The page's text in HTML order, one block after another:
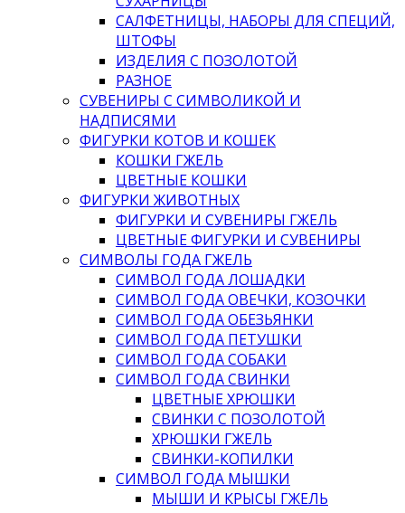
САЛФЕТНИЦЫ, НАБОРЫ ДЛЯ СПЕЦИЙ,
ШТОФЫ
ИЗДЕЛИЯ С ПОЗОЛОТОЙ
РАЗНОЕ
СУВЕНИРЫ С СИМВОЛИКОЙ И
НАДПИСЯМИ
ФИГУРКИ КОТОВ И КОШЕК
КОШКИ ГЖЕЛЬ
ЦВЕТНЫЕ КОШКИ
ФИГУРКИ ЖИВОТНЫХ
ФИГУРКИ И СУВЕНИРЫ ГЖЕЛЬ
ЦВЕТНЫЕ ФИГУРКИ И СУВЕНИРЫ
СИМВОЛЫ ГОДА ГЖЕЛЬ
СИМВОЛ ГОДА ЛОШАДКИ
СИМВОЛ ГОДА ОВЕЧКИ, КОЗОЧКИ
СИМВОЛ ГОДА ОБЕЗЬЯНКИ
СИМВОЛ ГОДА ПЕТУШКИ
СИМВОЛ ГОДА СОБАКИ
СИМВОЛ ГОДА СВИНКИ
ЦВЕТНЫЕ ХРЮШКИ
СВИНКИ С ПОЗОЛОТОЙ
ХРЮШКИ ГЖЕЛЬ
СВИНКИ-КОПИЛКИ
СИМВОЛ ГОДА МЫШКИ
МЫШИ И КРЫСЫ ГЖЕЛЬ